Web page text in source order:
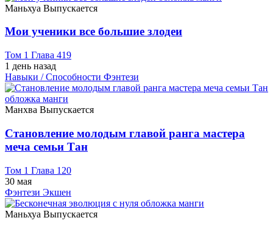
Маньхуа Выпускается
Мои ученики все большие злодеи
Том 1 Глава 419
1 день назад
Навыки / Способности Фэнтези
Манхва Выпускается
Становление молодым главой ранга мастера
меча семьи Тан
Том 1 Глава 120
30 мая
Фэнтези Экшен
Маньхуа Выпускается